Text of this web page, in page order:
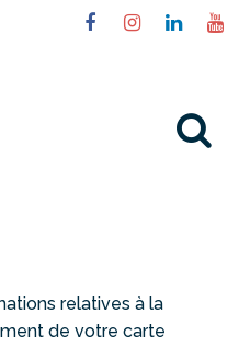
Lien
Facebook
Lien
Instagram
Lien
relatives à la
de votre carte